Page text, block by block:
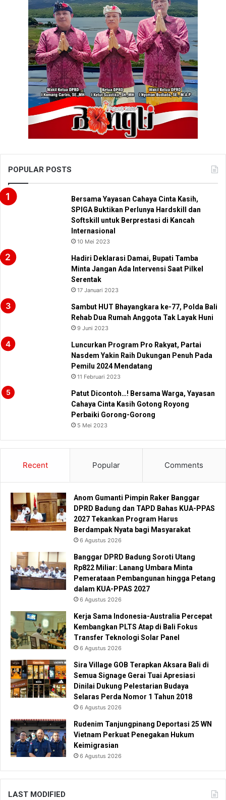
POPULAR POSTS
Bersama Yayasan Cahaya Cinta Kasih,
SPIGA Buktikan Perlunya Hardskill dan
Softskill untuk Berprestasi di Kancah
Internasional
10 Mei 2023
Hadiri Deklarasi Damai, Bupati Tamba
Minta Jangan Ada Intervensi Saat Pilkel
Serentak
17 Januari 2023
Sambut HUT Bhayangkara ke-77, Polda Bali
Rehab Dua Rumah Anggota Tak Layak Huni
9 Juni 2023
Luncurkan Program Pro Rakyat, Partai
Nasdem Yakin Raih Dukungan Penuh Pada
Pemilu 2024 Mendatang
11 Februari 2023
Patut Dicontoh…! Bersama Warga, Yayasan
Cahaya Cinta Kasih Gotong Royong
Perbaiki Gorong-Gorong
5 Mei 2023
Recent Popular Comments
Anom Gumanti Pimpin Raker Banggar
DPRD Badung dan TAPD Bahas KUA-PPAS
2027 Tekankan Program Harus
Berdampak Nyata bagi Masyarakat
6 Agustus 2026
Banggar DPRD Badung Soroti Utang
Rp822 Miliar: Lanang Umbara Minta
Pemerataan Pembangunan hingga Petang
dalam KUA-PPAS 2027
6 Agustus 2026
Kerja Sama Indonesia-Australia Percepat
Kembangkan PLTS Atap di Bali Fokus
Transfer Teknologi Solar Panel
6 Agustus 2026
Sira Village GOB Terapkan Aksara Bali di
Semua Signage Gerai Tuai Apresiasi
Dinilai Dukung Pelestarian Budaya
Selaras Perda Nomor 1 Tahun 2018
6 Agustus 2026
Rudenim Tanjungpinang Deportasi 25 WN
Vietnam Perkuat Penegakan Hukum
Keimigrasian
6 Agustus 2026
LAST MODIFIED